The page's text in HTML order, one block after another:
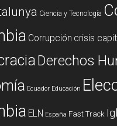
Ciencia y Tecnología
Corrupción crisis
Derechos
Ecuador Educación
ELN España Fast Track